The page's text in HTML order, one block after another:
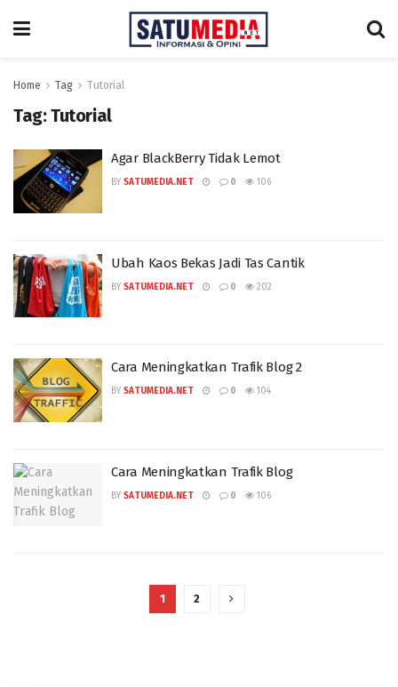
Home Tag Tutorial
Tag:Tutorial
Agar BlackBerry Tidak Lemot
BY SATUMEDIA.NET 0 106
Ubah Kaos Bekas Jadi Tas Cantik
BY SATUMEDIA.NET 0 202
Cara Meningkatkan Trafik Blog 2
BY SATUMEDIA.NET 0 104
Cara Meningkatkan Trafik Blog
BY SATUMEDIA.NET 0 106
1 2